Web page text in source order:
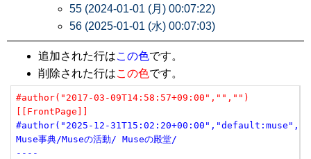
55 (2024-01-01 (月) 00:07:22)
56 (2025-01-01 (水) 00:07:03)
追加された行はこの色です。
削除された行はこの色です。
#author("2017-03-09T14:58:57+09:00","","")
[[FrontPage]]
#author("2025-12-
Muse事典/Museの活動/ Museの殿堂/
----